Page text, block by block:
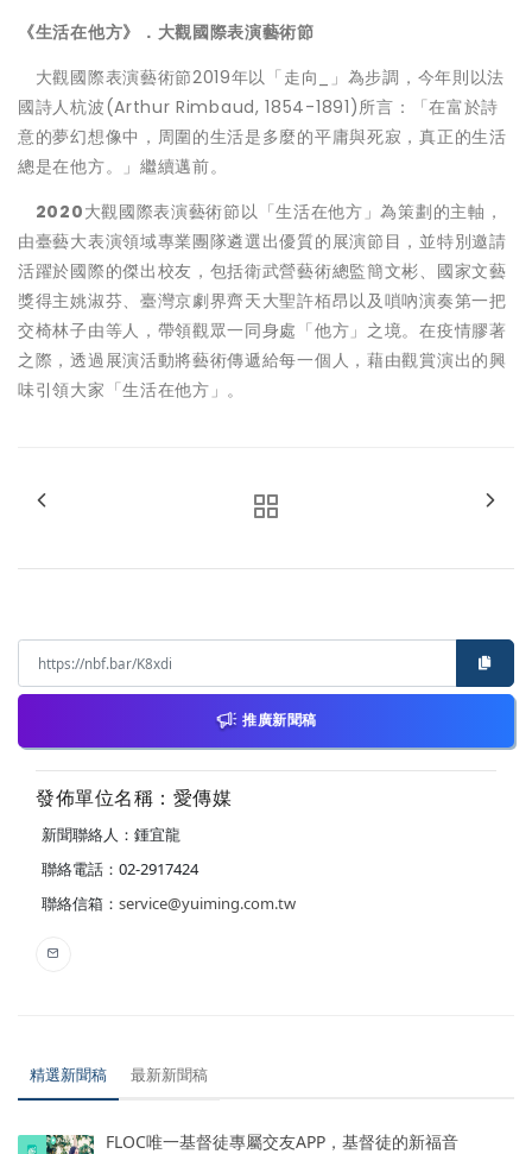
《生活在他方》．大觀國際表演藝術節
大觀國際表演藝術節2019年以「走向_」為步調，今年則以法
國詩人杭波(Arthur Rimbaud, 1854-1891)所言：「在富於詩
意的夢幻想像中，周圍的生活是多麼的平庸與死寂，真正的生活
總是在他方。」繼續邁前。
2020大觀國際表演藝術節以「生活在他方」為策劃的主軸，
由臺藝大表演領域專業團隊遴選出優質的展演節目，並特別邀請
活躍於國際的傑出校友，包括衛武營藝術總監簡文彬、國家文藝
獎得主姚淑芬、臺灣京劇界齊天大聖許栢昂以及嗩吶演奏第一把
交椅林子由等人，帶領觀眾一同身處「他方」之境。在疫情膠著
之際，透過展演活動將藝術傳遞給每一個人，藉由觀賞演出的興
味引領大家「生活在他方」。
推廣新聞稿
發佈單位名稱：愛傳媒
新聞聯絡人：鍾宜龍
聯絡電話：02-2917424
聯絡信箱： service@yuiming.com.tw
精選新聞稿 最新新聞稿
FLOC唯一基督徒專屬交友APP，基督徒的新福音